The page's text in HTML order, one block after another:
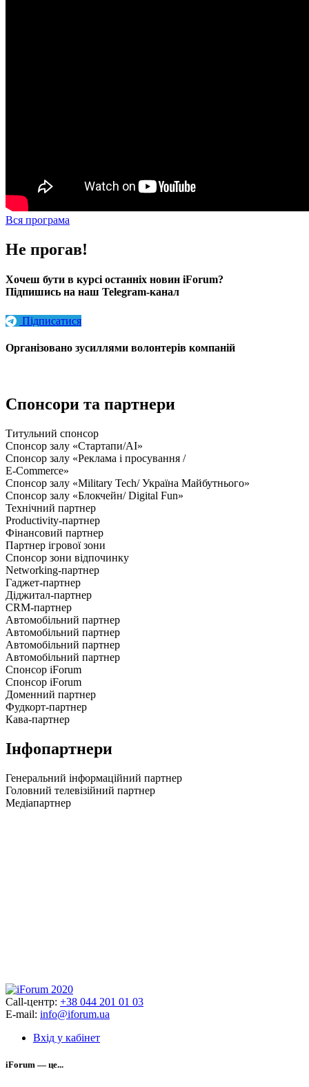
Вся програма
Не прогав!
Хочеш бути в курсі останніх новин iForum?
Підпишись на наш Telegram-канал
Підписатися
Організовано зусиллями волонтерів компаній
Спонсори та партнери
Титульний спонсор
Спонсор залу «Стартапи/AI»
Спонсор залу «Реклама і просування /
E-Commerce»
Спонсор залу «Military Tech/ Україна Майбутнього»
Спонсор залу «Блокчейн/ Digital Fun»
Технічний партнер
Productivity-партнер
Фінансовий партнер
Партнер ігрової зони
Спонсор зони відпочинку
Networking-партнер
Гаджет-партнер
Діджитал-партнер
CRM-партнер
Автомобільний партнер
Автомобільний партнер
Автомобільний партнер
Автомобільний партнер
Спонсор iForum
Спонсор iForum
Доменний партнер
Фудкорт-партнер
Кава-партнер
Інфопартнери
Генеральний інформаційний партнер
Головний телевізійний партнер
Медіапартнер
Call-центр: +38 044 201 01 03
E-mail: info@iforum.ua
Вхід у кабінет
iForum — це...